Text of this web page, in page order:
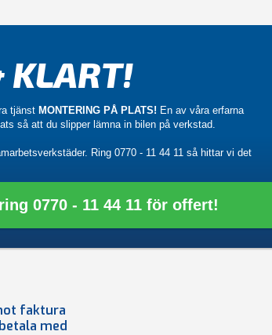
KLART!
tjänst MONTERING PÅ PLATS! En av våra erfarna
så att du slipper lämna in bilen på verkstad.
Ring 0770 - 11 44 11 så hittar vi det
0770 - 11 44 11 för offert!
faktura
med